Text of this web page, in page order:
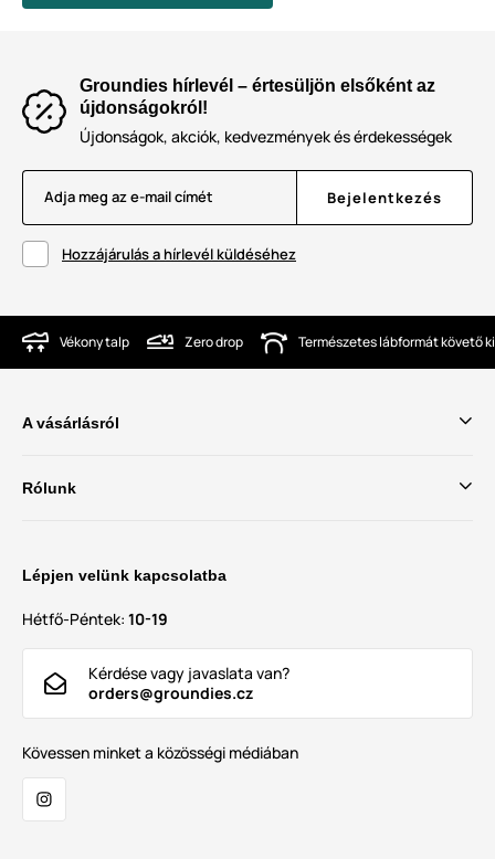
Groundies hírlevél – értesüljön elsőként az
újdonságokról!
Újdonságok, akciók, kedvezmények és érdekességek
Adja meg az e-mail címét Bejelentkezés
Hozzájárulás a hírlevél küldéséhez
Vékony talp Zero drop Természetes lábformát követő
A vásárlásról
Rólunk
Lépjen velünk kapcsolatba
Hétfő-Péntek: 10-19
Kérdése vagy javaslata van?
orders@groundies.cz
Kövessen minket a közösségi médiában